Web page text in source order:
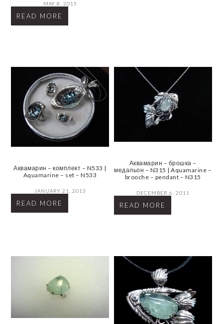
MAY 8, 2015
READ MORE
Аквамарин – комплект – N533 |
Aquamarine – set – N533
JANUARY 21, 2013
READ MORE
Аквамарин – брошка –
медальон – N315 | Aquamarine –
brooche – pendant – N315
DECEMBER 6, 2011
READ MORE